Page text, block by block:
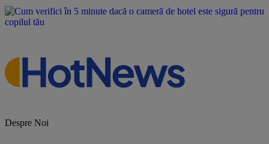
Despre Noi